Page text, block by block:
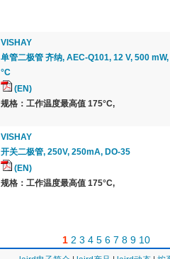
VISHAY
单管二极管 齐纳, AEC-Q101, 12 V, 500
°C
(EN)
规格：工作温度最高值 175°C,
VISHAY
开关二极管, 250V, 250mA, DO-35
(EN)
规格：工作温度最高值 175°C,
1 2 3 4 5 6 7 8 9 10